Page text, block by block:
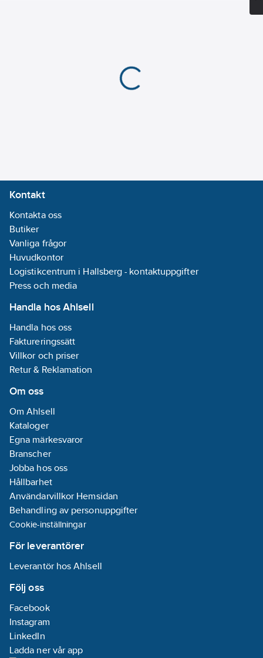
Kontakt
Kontakta oss
Butiker
Vanliga frågor
Huvudkontor
Logistikcentrum i Hallsberg - kontaktuppgifter
Press och media
Handla hos Ahlsell
Handla hos oss
Faktureringssätt
Villkor och priser
Retur & Reklamation
Om oss
Om Ahlsell
Kataloger
Egna märkesvaror
Branscher
Jobba hos oss
Hållbarhet
Användarvillkor Hemsidan
Behandling av personuppgifter
Cookie-inställningar
För leverantörer
Leverantör hos Ahlsell
Följ oss
Facebook
Instagram
LinkedIn
Ladda ner vår app